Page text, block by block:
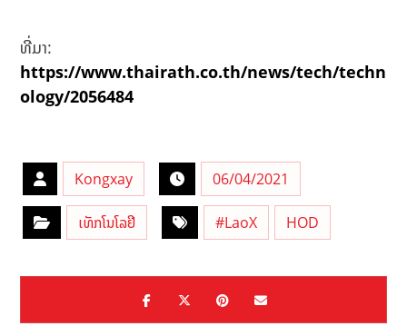
ທີ່ມາ:
https://www.thairath.co.th/news/tech/techn
ology/2056484
Kongxay 06/04/2021
ເທັກໂນໂລຢີ #LaoX HOD